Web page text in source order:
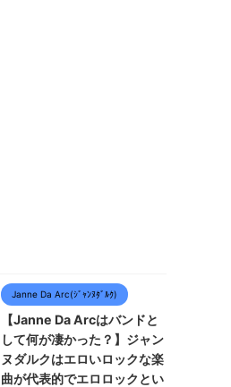
Janne Da Arc(ｼﾞｬﾝﾇﾀﾞﾙｸ)
【Janne Da Arcはバンドと
して何が凄かった？】ジャン
ヌダルクはエロいロックな楽
曲が代表的でエロロックとい